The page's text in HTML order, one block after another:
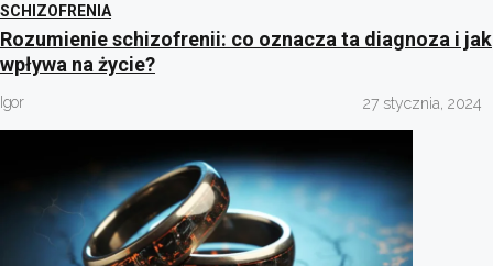
SCHIZOFRENIA
Rozumienie schizofrenii: co oznacza ta diagnoza i jak
wpływa na życie?
Igor 27 stycznia, 2024